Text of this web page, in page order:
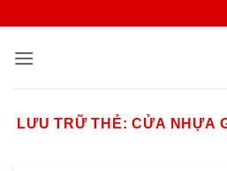
nội
LƯU TRỮ THẺ:CỬA NHỰA